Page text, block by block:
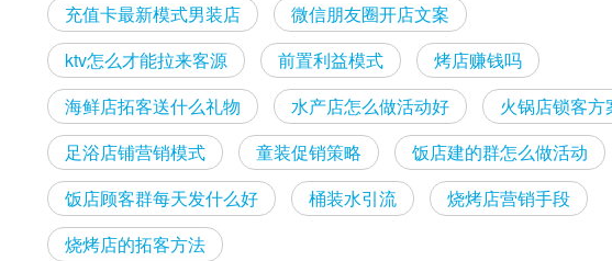
充值卡最新模式男装店
微信朋友圈开店文案
ktv怎么才能拉来客源
前置利益模式
烤店赚钱吗
海鲜店拓客送什么礼物
水产店怎么做活动好
火锅店锁客方
足浴店铺营销模式
童装促销策略
饭店建的群怎么做活动
饭店顾客群每天发什么好
桶装水引流
烧烤店营销手段
烧烤店的拓客方法